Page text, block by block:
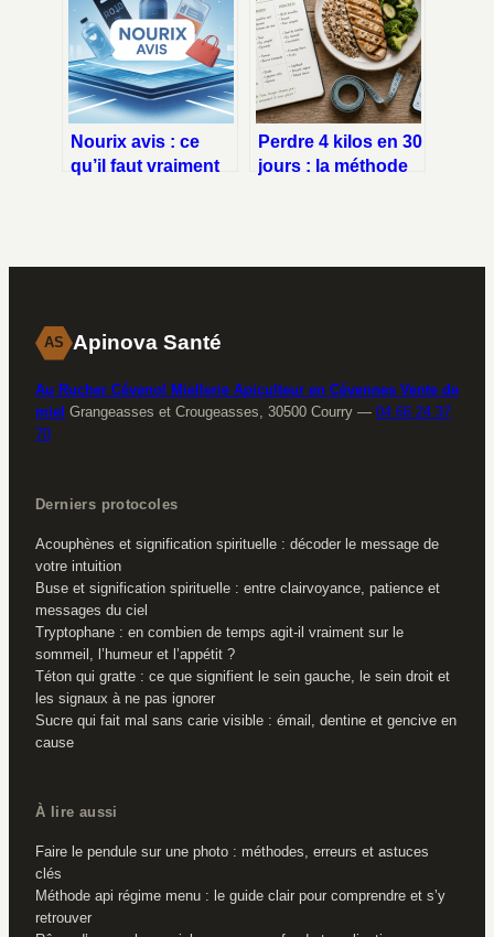
Nourix avis : ce
qu’il faut vraiment
Perdre 4 kilos en 30
jours : la méthode
durable
AS Apinova Santé
Au Rucher Cévenol Miellerie Apiculteur en Cévennes Vente de
miel Grangeasses et Crougeasses, 30500 Courry — 04 66 24 37
70
Derniers protocoles
Acouphènes et signification spirituelle : décoder le message de
votre intuition
Buse et signification spirituelle : entre clairvoyance, patience et
messages du ciel
Tryptophane : en combien de temps agit-il vraiment sur le
sommeil, l’humeur et l’appétit ?
Téton qui gratte : ce que signifient le sein gauche, le sein droit et
les signaux à ne pas ignorer
Sucre qui fait mal sans carie visible : émail, dentine et gencive en
cause
À lire aussi
Faire le pendule sur une photo : méthodes, erreurs et astuces
clés
Méthode api régime menu : le guide clair pour comprendre et s’y
retrouver